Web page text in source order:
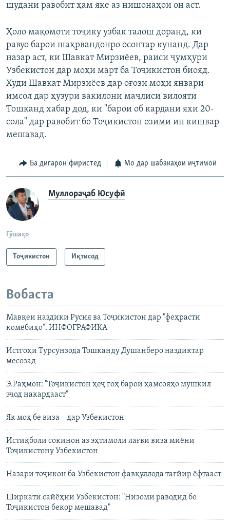
шудани равобит ҳам яке аз нишонаҳои он аст.
Ҳоло мақомоти тоҷику узбак талош доранд, ки
равуо барои шаҳрвандонро осонтар кунанд. Дар
назар аст, ки Шавкат Мирзиёев, раиси ҷумҳури
Узбекистон дар моҳи март ба Тоҷикистон биояд.
Худи Шавкат Мирзиёев дар оғози моҳи январи
имсол дар ҳузури вакилони маҷлиси вилояти
Тошканд хабар дод, ки "барои об кардани яхи 20-
сола" дар равобит бо Тоҷикистон озими ин кишвар
мешавад.
Ба дигарон фиристед Мо дар шабакаҳои иҷтимоӣ
Муллораҷаб Юсуфӣ
Гӯшаҳо
Тоҷикистон Иқтисод
Вобаста
Мавқеи наздики Русия ва Тоҷикистон дар "феҳрасти
комёбиҳо". ИНФОГРАФИКА
Истгоҳи Турсунзода Тошканду Душанберо наздиктар
месозад
Э.Раҳмон: "Тоҷикистон ҳеҷ гоҳ барои ҳамсояҳо мушкил
эҷод накардааст"
Як моҳ бе виза – дар Узбекистон
Истиқболи сокинон аз эҳтимоли лағви виза миёни
Тоҷикистону Узбекистон
Назари тоҷикон ба Узбекистон фавқуллода тағйир ёфтааст
Ширкати сайёҳии Узбекистон: "Низоми раводид бо
Тоҷикистон бекор мешавад"